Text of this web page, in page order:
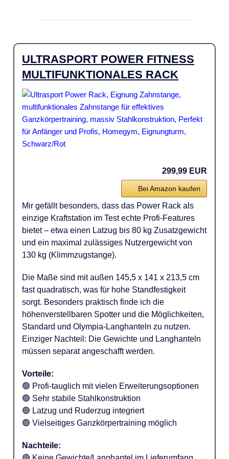
ULTRASPORT POWER FITNESS
MULTIFUNKTIONALES RACK
299,99 EUR
Bei Amazon kaufen
Mir gefällt besonders, dass das Power Rack als
einzige Kraftstation im Test echte Profi-Features
bietet – etwa einen Latzug bis 80 kg Zusatzgewicht
und ein maximal zulässiges Nutzergewicht von
130 kg (Klimmzugstange).
Die Maße sind mit außen 145,5 x 141 x 213,5 cm
fast quadratisch, was für hohe Standfestigkeit
sorgt. Besonders praktisch finde ich die
höhenverstellbaren Spotter und die Möglichkeiten,
Standard und Olympia-Langhanteln zu nutzen.
Einziger Nachteil: Die Gewichte und Langhanteln
müssen separat angeschafft werden.
Vorteile:
🟢 Profi-tauglich mit vielen Erweiterungsoptionen
🟢 Sehr stabile Stahlkonstruktion
🟢 Latzug und Ruderzug integriert
🟢 Vielseitiges Ganzkörpertraining möglich
Nachteile: